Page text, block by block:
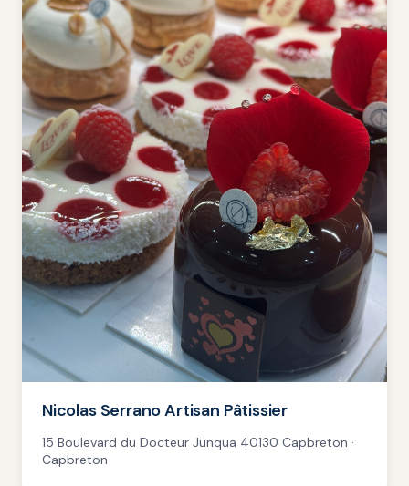
Nicolas Serrano Artisan Pâtissier
15 Boulevard du Docteur Junqua 40130 Capbreton ·
Capbreton